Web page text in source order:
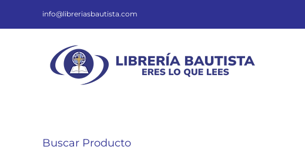
info@libreriasbautista.com
Buscar Producto